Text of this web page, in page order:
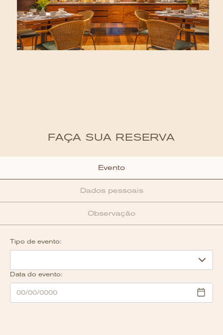
FAÇA SUA RESERVA
Evento
Dados pessoais
Observação
Tipo de evento:
Data do evento: